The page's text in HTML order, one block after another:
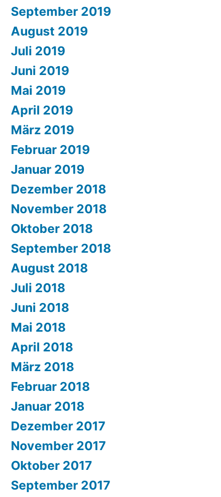
September 2019
August 2019
Juli 2019
Juni 2019
Mai 2019
April 2019
März 2019
Februar 2019
Januar 2019
Dezember 2018
November 2018
Oktober 2018
September 2018
August 2018
Juli 2018
Juni 2018
Mai 2018
April 2018
März 2018
Februar 2018
Januar 2018
Dezember 2017
November 2017
Oktober 2017
September 2017